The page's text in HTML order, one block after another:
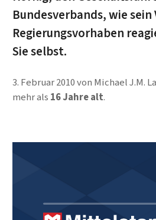
Bundesverbands, wie sein
Regierungsvorhaben
Sie selbst.
3. Februar 2010von Michael J.M.
mehr als 16 Jahre alt.